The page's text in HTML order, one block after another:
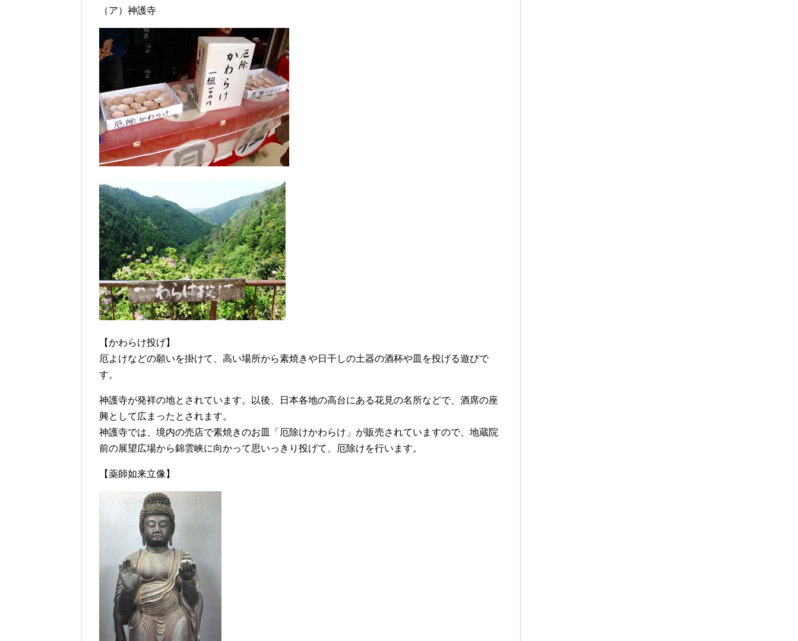
（ア）神護寺
【かわらけ投げ】
厄よけなどの願いを掛けて、高い場所から素焼きや日干しの土器の酒杯や皿を投げる遊びで
す。
神護寺が発祥の地とされています。以後、日本各地の高台にある花見の名所などで、酒席の座
興として広まったとされます。
神護寺では、境内の売店で素焼きのお皿「厄除けかわらけ」が販売されていますので、地蔵院
前の展望広場から錦雲峡に向かって思いっきり投げて、厄除けを行います。
【薬師如来立像】